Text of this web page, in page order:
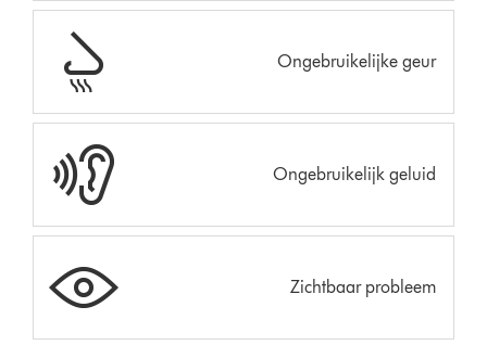
Ongebruikelijke geur
Ongebruikelijk geluid
Zichtbaar probleem